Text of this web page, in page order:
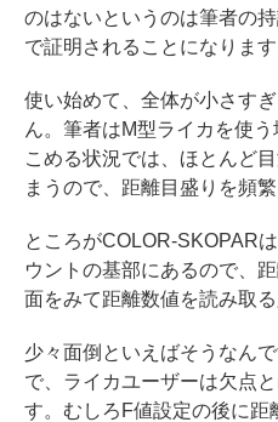
のはないというのは筆者の
で証明されることになります
使い始めて、全体が小さす
ん。筆者はM型ライカを使
こめる状況では、ほとんど
まうので、距離目盛りを頻
ところがCOLOR-SKOPAR
ウントの基部にあるので、
面をみて距離数値を読み取る
少々面倒といえばそうなん
で、ライカユーザーは欠点
す。むしろF値設定の後に距